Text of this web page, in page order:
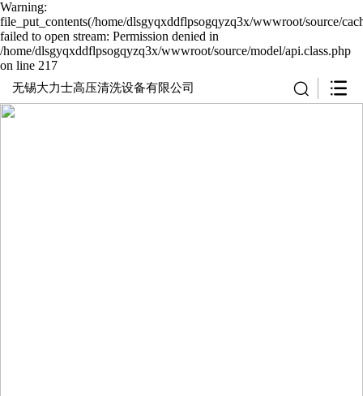
Warning:
file_put_contents(/home/dlsgyqxddflpsogqyzq3x/wwwroot/source/
failed to open stream: Permission denied in
/home/dlsgyqxddflpsogqyzq3x/wwwroot/source/model/api.class.php
on line 217
无锡大力士高压清洗设备有限公司